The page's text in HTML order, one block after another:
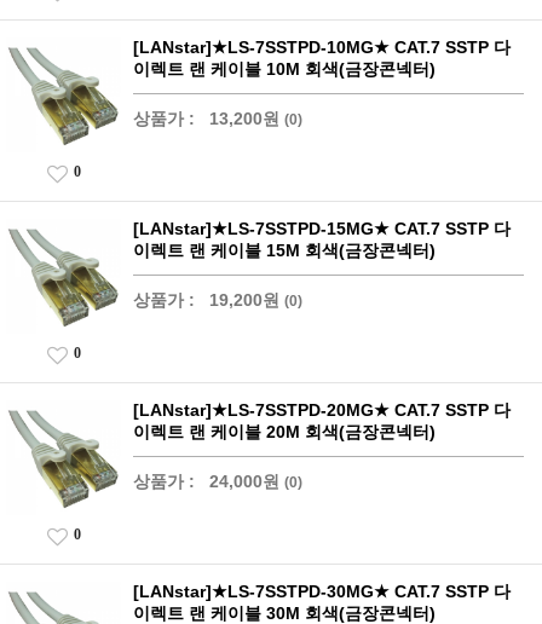
[LANstar]★LS-7SSTPD-10MG★ CAT.7 SSTP 다
이렉트 랜 케이블 10M 회색(금장콘넥터)
상품가 : 13,200원 (0)
0
[LANstar]★LS-7SSTPD-15MG★ CAT.7 SSTP 다
이렉트 랜 케이블 15M 회색(금장콘넥터)
상품가 : 19,200원 (0)
0
[LANstar]★LS-7SSTPD-20MG★ CAT.7 SSTP 다
이렉트 랜 케이블 20M 회색(금장콘넥터)
상품가 : 24,000원 (0)
0
[LANstar]★LS-7SSTPD-30MG★ CAT.7 SSTP 다
이렉트 랜 케이블 30M 회색(금장콘넥터)